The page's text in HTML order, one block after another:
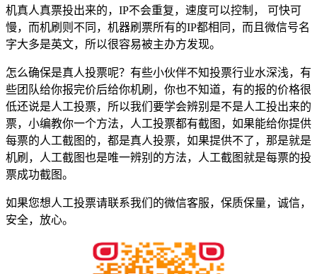
机真人真票投出来的，IP不会重复，速度可以控制， 可快可
慢，而机刷则不同，机器刷票所有的IP都相同，而且微信号名
字大多是英文，所以很容易被主办方发现。
怎么确保是真人投票呢？有些小伙伴不知投票行业水深浅，有
些团队给你报完价后给你机刷，你也不知道，有的报的价格很
低还说是人工投票，所以我们要学会辨别是不是人工投出来的
票，小编教你一个方法，人工投票都有截图，如果能给你提供
每票的人工截图的，都是真人投票，如果提供不了，那是就是
机刷，人工截图也是唯一辨别的方法，人工截图就是每票的投
票成功截图。
如果您想人工投票请联系我们的微信客服，保质保量，诚信，
安全，放心。